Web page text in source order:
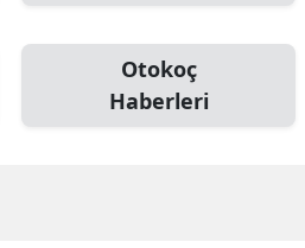
Otokoç
Haberleri